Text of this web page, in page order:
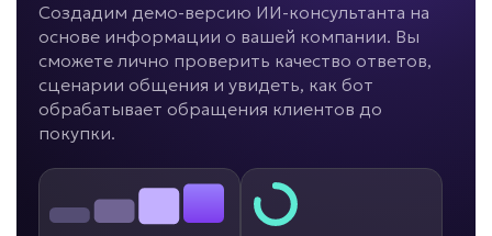
Новички долго адаптируются?
ИИ для обучения
сотрудников
Задача: Обучение персонала
• До -50% срока адаптации
• Ответы за секунды
Создадим демо-версию ИИ-консультанта на
основе информации о вашей компании. Вы
сможете лично проверить качество ответов,
сценарии общения и увидеть, как бот
обрабатывает обращения клиентов до
покупки.